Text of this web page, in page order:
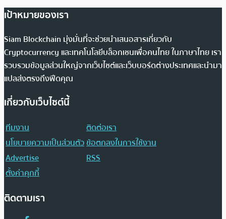
เป้าหมายของเรา
Siam Blockchain มุ่งมั่นที่จะช่วยนำเสนอสารเกี่ยวกับ
Cryptocurrency และเทคโนโลยีบล็อกเชนเพื่อคนไทย ในภาษาไทย เรา
รวบรวมข้อมูลส่วนใหญ่จากเว็บไซต์และเว็บบอร์ดต่างประเทศและนำมา
แปลส่งตรงถึงฟีดคุณ
เกี่ยวกับเว็บไซต์นี้
ทีมงาน
ติดต่อเรา
นโยบายความเป็นส่วนตัวข้อตกลงในการใช้งาน
Advertise
RSS
ตั้งค่าคุกกี้
ติดตามเรา